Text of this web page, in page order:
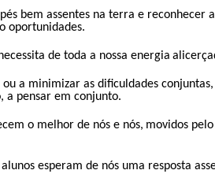
bem assentes na terra e reconhecer
oportunidades.
de toda a nossa energia
a minimizar as dificuldades
a pensar em conjunto.
o melhor de nós e nós, movidos pelo​​
esperam de nós uma resposta